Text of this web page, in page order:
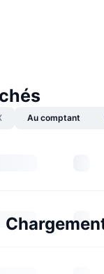
Au comptant